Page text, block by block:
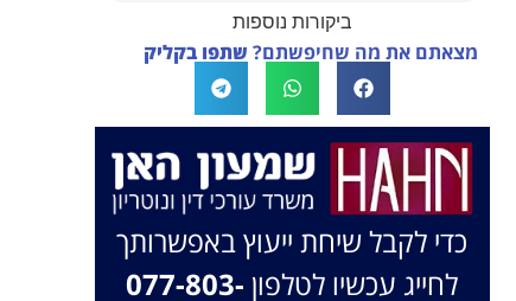
המון הצלחה בהמשך. תמיד כאן בשבילך.
בברכה, משרד עו"ד שמעון האן ונוטריון
ביקורות נוספות
מצאתם את מה שחיפשתם? שתפו בקליק
כדי לקבל שיחת ייעוץ באפשרותך
לחייג עכשיו לטלפון 077-803-